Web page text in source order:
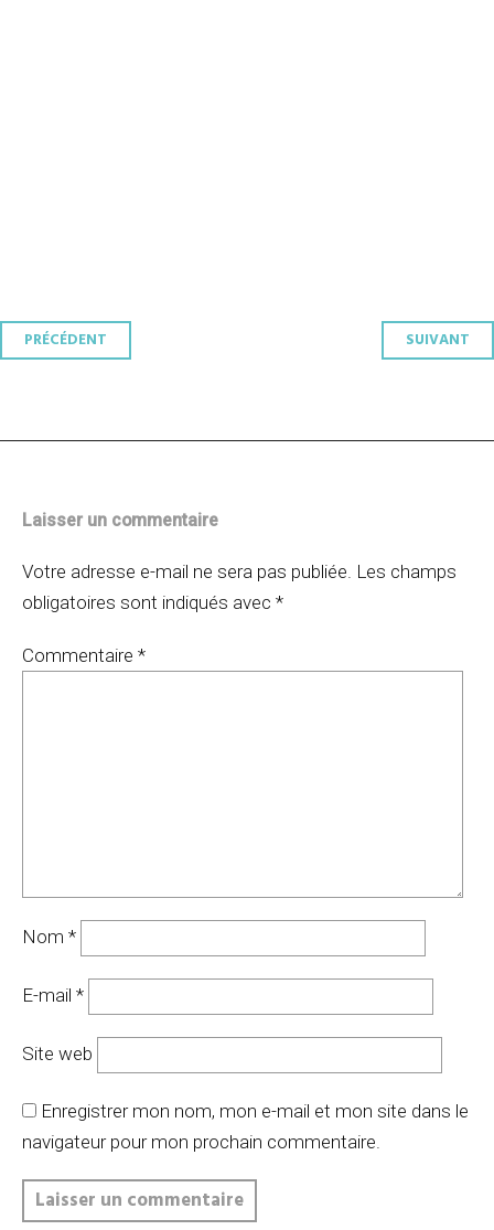
Navigation
PRÉCÉDENT SUIVANT
Laisser un commentaire
Votre adresse e-mail ne sera pas publiée. Les champs
obligatoires sont indiqués avec *
Commentaire *
Nom *
E-mail *
Site web
Enregistrer mon nom, mon e-mail et mon site dans le
navigateur pour mon prochain commentaire.